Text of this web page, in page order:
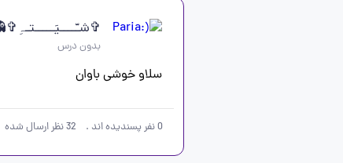
بدون درس
سلاو خوشی باوان
0نفر پسندیده اند .
32نظر ارسال شده